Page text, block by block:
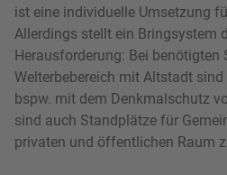
ist eine individuelle Umsetzung
Allerdings stellt ein Bringsystem
Herausforderung: Bei benötigten
Welterbebereich mit Altstadt
bspw. mit dem Denkmalschutz
sind auch Standplätze für
privaten und öffentlichen Raum